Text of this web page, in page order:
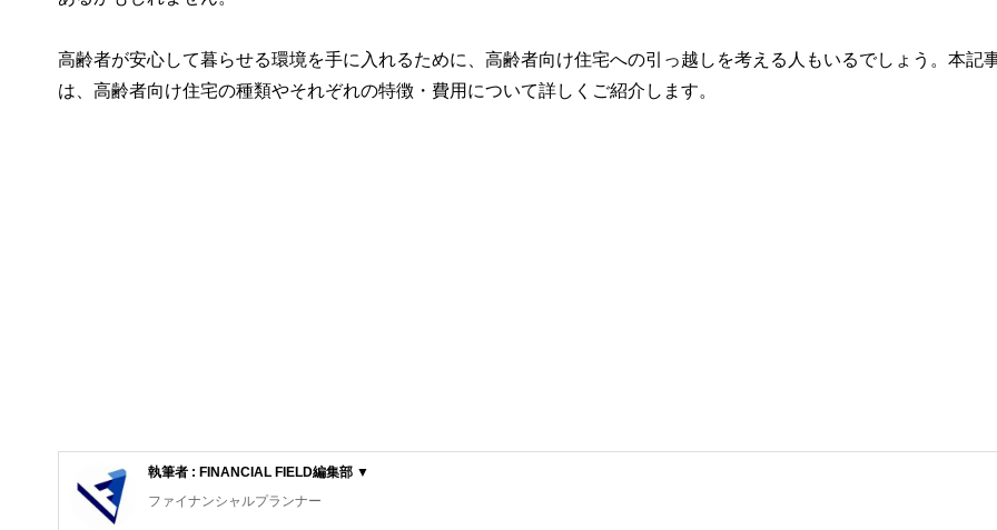
高齢者が安心して暮らせる環境を手に入れるために、高齢者向け住宅への引っ越しを考える人もいるでしょう。本記
は、高齢者向け住宅の種類やそれぞれの特徴・費用について詳しくご紹介します。
執筆者 : FINANCIAL FIELD編集部 ▼
ファイナンシャルプランナー